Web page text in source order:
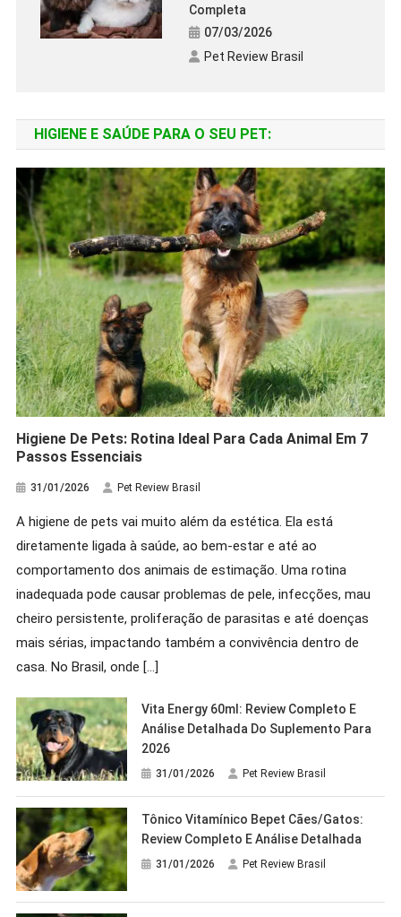
Completa
07/03/2026
Pet Review Brasil
HIGIENE E SAÚDE PARA O SEU PET:
Higiene De Pets: Rotina Ideal Para Cada Animal Em 7
Passos Essenciais
31/01/2026 Pet Review Brasil
A higiene de pets vai muito além da estética. Ela está
diretamente ligada à saúde, ao bem-estar e até ao
comportamento dos animais de estimação. Uma rotina
inadequada pode causar problemas de pele, infecções, mau
cheiro persistente, proliferação de parasitas e até doenças
mais sérias, impactando também a convivência dentro de
casa. No Brasil, onde […]
Vita Energy 60ml: Review Completo E
Análise Detalhada Do Suplemento Para
2026
31/01/2026 Pet Review Brasil
Tônico Vitamínico Bepet Cães/Gatos:
Review Completo E Análise Detalhada
31/01/2026 Pet Review Brasil